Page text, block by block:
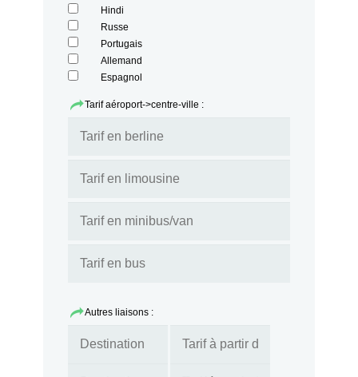
Hindi
Russe
Portugais
Allemand
Espagnol
Tarif aéroport->centre-ville :
Autres liaisons :